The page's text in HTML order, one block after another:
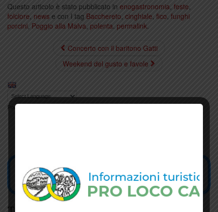
Questo articolo è stato pubblicato in enogastronomia, feste,
folclore, news e con I tag Bacchereto, cinghiale, fico, funghi
porcini, Poggio alla Malva, polenta. permalink.
Concerto con il baritono Gatti
Weekend del gusto e favole
Powered by